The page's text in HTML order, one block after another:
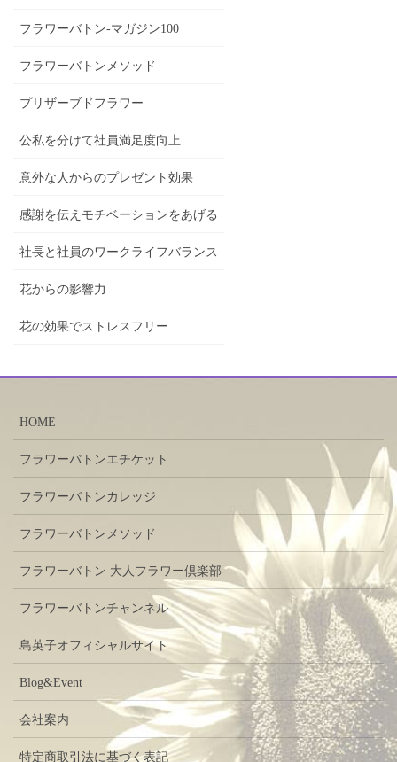
フラワーバトン-マガジン100
フラワーバトンメソッド
プリザーブドフラワー
公私を分けて社員満足度向上
意外な人からのプレゼント効果
感謝を伝えモチベーションをあげる
社長と社員のワークライフバランス
花からの影響力
花の効果でストレスフリー
HOME
フラワーバトンエチケット
フラワーバトンカレッジ
フラワーバトンメソッド
フラワーバトン 大人フラワー倶楽部
フラワーバトンチャンネル
島英子オフィシャルサイト
Blog&Event
会社案内
特定商取引法に基づく表記